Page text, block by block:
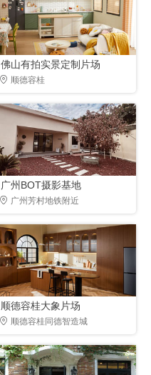
佛山有拍实景定制片场
顺德容桂
广州BOT摄影基地
广州芳村地铁附近
顺德容桂大象片场
顺德容桂同德智造城